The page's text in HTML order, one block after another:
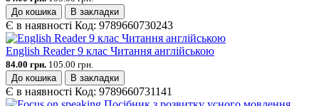
До кошика
В закладки
Є в наявності Код: 9789660730243
English Reader 9 клас Читання англійською
84.00 грн. 105.00 грн.
До кошика
В закладки
Є в наявності Код: 9789660731141